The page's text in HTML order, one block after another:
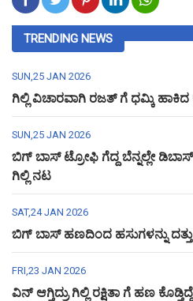
TRENDING NEWS
SUN,25 JAN 2026
ಗಿಲ್ಲಿ ವಿಚಾರವಾಗಿ ರಜತ್ ಗೆ ಧಮ್ಕಿ
SUN,25 JAN 2026
ಬಿಗ್ ಬಾಸ್ ಟ್ರೋಫಿ ಗೆದ್ದ ಬೆನ್ನಲ್ಲೇ
ಗಿಲ್ಲಿ ನಟ
SAT,24 JAN 2026
ಬಿಗ್ ಬಾಸ್ ಹಣದಿಂದ ಹಸುಗಳನ್ನು ದತ್ತು
FRI,23 JAN 2026
ವಿನ್ ಆಗ್ತಿದ್ರು ಗಿಲ್ಲಿ ರಕ್ಷಿತಾ ಗೆ ಹಣ